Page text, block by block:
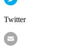
Twitter